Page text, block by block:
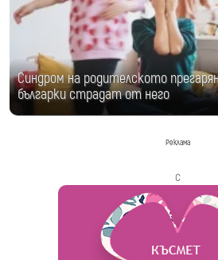
Синдром на родителското
българки страдат от него
Реклама
с